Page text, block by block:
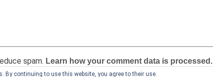
spam. Learn how your comment data is processed.
By continuing to use this website, you agree to their use.